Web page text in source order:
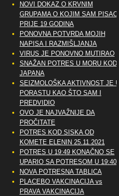
NOVI DOKAZ O KRVNIM
GRUPAMA O KOJIM SAM PISAO
PRIJE 19 GODINA
PONOVNA POTVRDA MOJIH
NAPISA I RAZMIŠLJANJA
VIRUS JE PONOVNO MUTIRAO
SNAŽAN POTRES U MORU KOD
JAPANA
SEIZMOLOŠKA AKTIVNOST JE U
PORASTU KAO ŠTO SAM I
PREDVIDIO
OVO JE NAJVAŽNIJE DA
PROČITATE
POTRES KOD SISKA OD
KOMETE ELENIN 25.11.2021
POTRES U 19:49 KONAČNO SE
UPARIO SA POTRESOM U 19:40
NOVA POTRESNA TABLICA
PLACEBO VAKCINACIJA vs
PRAVA VAKCINACIJA